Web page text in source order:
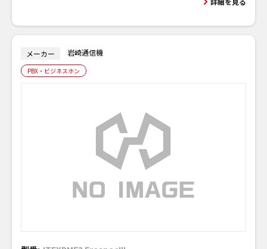
メーカー 岩崎通信機
PBX・ビジネスホン